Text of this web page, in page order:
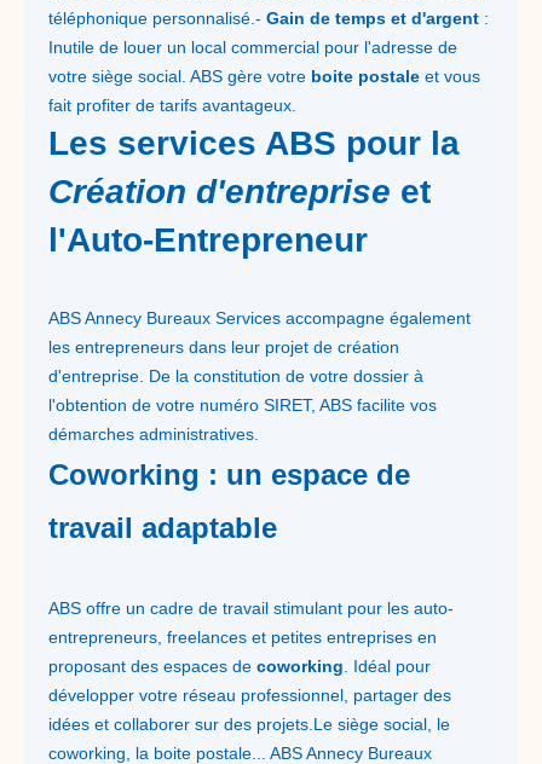
téléphonique personnalisé.- Gain de temps et d'argent :
Inutile de louer un local commercial pour l'adresse de
votre siège social. ABS gère votre boite postale et vous
fait profiter de tarifs avantageux.
Les services ABS pour la
Création d'entreprise et
l'Auto-Entrepreneur
ABS Annecy Bureaux Services accompagne également
les entrepreneurs dans leur projet de création
d'entreprise. De la constitution de votre dossier à
l'obtention de votre numéro SIRET, ABS facilite vos
démarches administratives.
Coworking : un espace de
travail adaptable
ABS offre un cadre de travail stimulant pour les auto-
entrepreneurs, freelances et petites entreprises en
proposant des espaces de coworking . Idéal pour
développer votre réseau professionnel, partager des
idées et collaborer sur des projets.Le siège social, le
coworking, la boite postale... ABS Annecy Bureaux